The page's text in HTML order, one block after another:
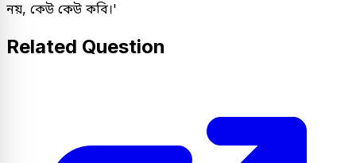
নয়, কেউ কেউ কবি।'
Related Question